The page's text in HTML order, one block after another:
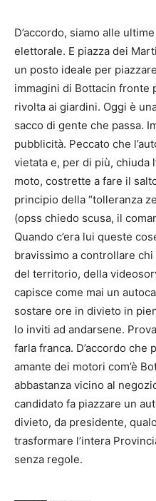
D’accordo, siamo alle
elettorale. E piazza dei
un posto ideale per
immagini di Bottacin fronte
rivolta ai giardini. Oggi è
sacco di gente che passa.
pubblicità. Peccato che
vietata e, per di più, chiuda
moto, costrette a fare il
principio della “tolleranza
(opss chiedo scusa, il
Quando c’era lui queste
bravissimo a controllare
del territorio, della
capisce come mai un
sostare ore in divieto in
lo inviti ad andarsene.
farla franca. D’accordo che
amante dei motori com’è
abbastanza vicino al
candidato fa piazzare un
divieto, da presidente,
trasformare l’intera
senza regole.